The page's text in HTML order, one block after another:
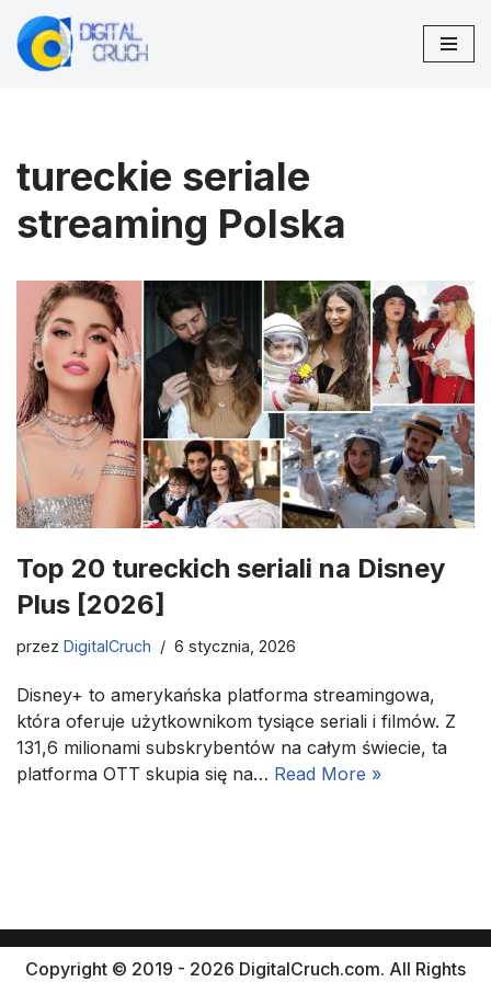
Przejdź
tureckie seriale
streaming Polska
Top 20 tureckich seriali na Disney
Plus [2026]
przez DigitalCruch 6 stycznia, 2026
Disney+ to amerykańska platforma streamingowa,
która oferuje użytkownikom tysiące seriali i filmów. Z
131,6 milionami subskrybentów na całym świecie, ta
platforma OTT skupia się na… Read More »
Copyright © 2019 - 2026 DigitalCruch.com. All Rights